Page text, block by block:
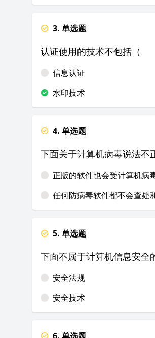
3. 单选题
认证使用的技术不包括（
信息认证
水印技术
4. 单选题
下面关于计算机病毒说法
正版的软件也会受计算机病
任何防病毒软件都不会查处
5. 单选题
下面不属于计算机信息安
安全法规
安全技术